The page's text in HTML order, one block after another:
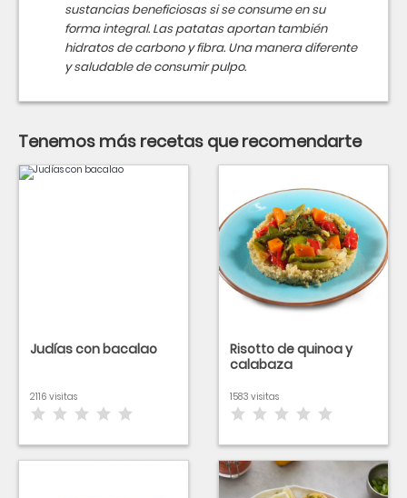
sustancias beneficiosas si se consume en su
forma integral. Las patatas aportan también
hidratos de carbono y fibra. Una manera diferente
y saludable de consumir pulpo.
Tenemos más recetas que recomendarte
Judías con bacalao
2116 visitas
Risotto de quinoa y
calabaza
1583 visitas